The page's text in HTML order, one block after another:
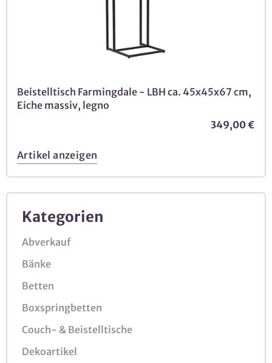
Kategorien
Abverkauf
Bänke
Betten
Boxspringbetten
Couch- & Beistelltische
Dekoartikel
Beistelltisch Farmingdale - LBH ca. 45x45x67 cm,
Eiche massiv, legno
349,00 €
Artikel anzeigen